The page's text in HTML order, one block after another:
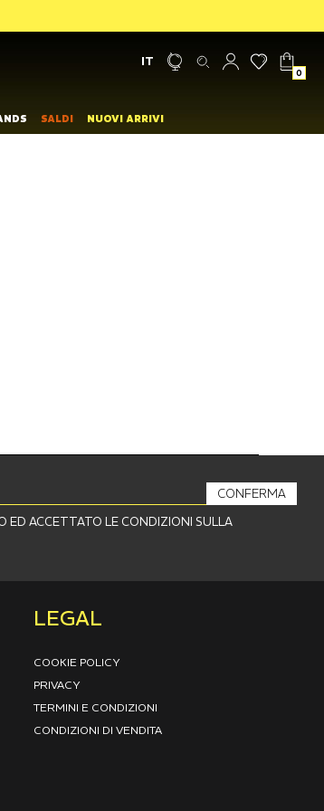
IT
0
SALDI NUOVI ARRIVI
ED ACCETTATO LE CONDIZIONI SULLA
CONFERMA
LEGAL
COOKIE POLICY
PRIVACY
TERMINI E CONDIZIONI
CONDIZIONI DI VENDITA